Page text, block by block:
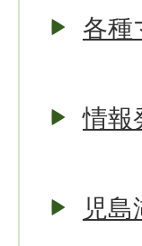
各種
情報
児